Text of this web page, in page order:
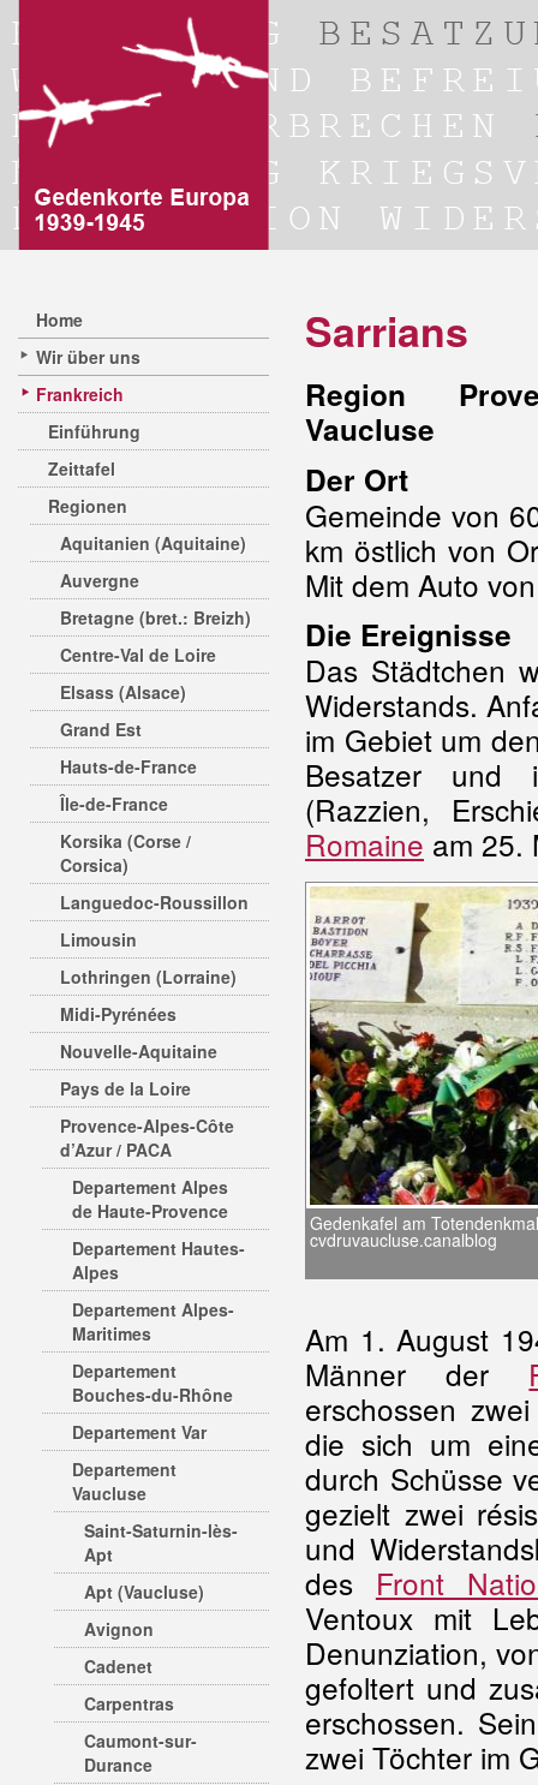
Home
Wir über uns
Frankreich
Einführung
Zeittafel
Regionen
Aquitanien (Aquitaine)
Auvergne
Bretagne (bret.: Breizh)
Centre-Val de Loire
Elsass (Alsace)
Grand Est
Hauts-de-France
Île-de-France
Korsika (Corse /
Corsica)
Languedoc-Roussillon
Limousin
Lothringen (Lorraine)
Midi-Pyrénées
Nouvelle-Aquitaine
Pays de la Loire
Provence-Alpes-Côte
d’Azur / PACA
Departement Alpes
de Haute-Provence
Departement Hautes-
Alpes
Departement Alpes-
Maritimes
Departement
Bouches-du-Rhône
Departement Var
Departement
Vaucluse
Saint-Saturnin-lès-
Apt
Apt (Vaucluse)
Avignon
Cadenet
Carpentras
Caumont-sur-
Durance
Sarrians
Region
Vaucluse
Der Ort
Gemeinde von
km östlich von
Mit dem Auto
Die Ereignisse
Das Städtchen
Widerstands.
im Gebiet um
Besatzer
(Razzien,
Romaine am 25.
Gedenkafel am
cvdruvaucluse.canalblog
Am 1. August
Männer der
erschossen
die sich um
durch Schüsse
gezielt zwei
und
des Front
Ventoux mit
Denunziation,
gefoltert und
erschossen.
zwei Töchter im